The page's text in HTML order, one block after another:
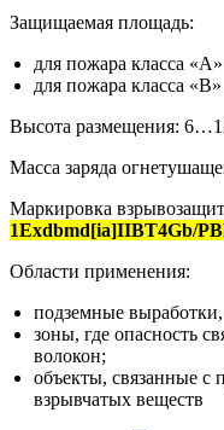
Защищаемая площадь:
для пожара класса
для пожара класса
Высота размещения:
Масса заряда
Маркировка
1Exdbmd[ia]IIBT4Gb/
Области применения:
подземные
зоны, где опасность
волокон;
объекты, связанные с
взрывчатых веществ